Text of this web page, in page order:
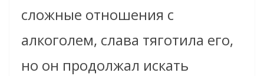
сложные отношения с
алкоголем, слава тяготила его,
но он продолжал искать